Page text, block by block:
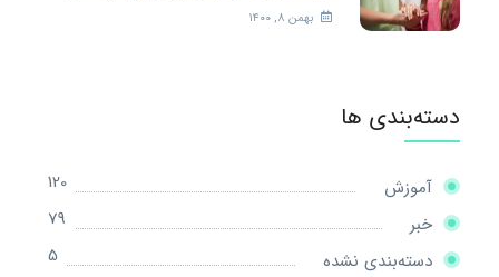
بهمن ۸, ۱۴۰۰
دسته‌بندی ها
آموزش
120
خبر
79
دسته‌بندی نشده
5